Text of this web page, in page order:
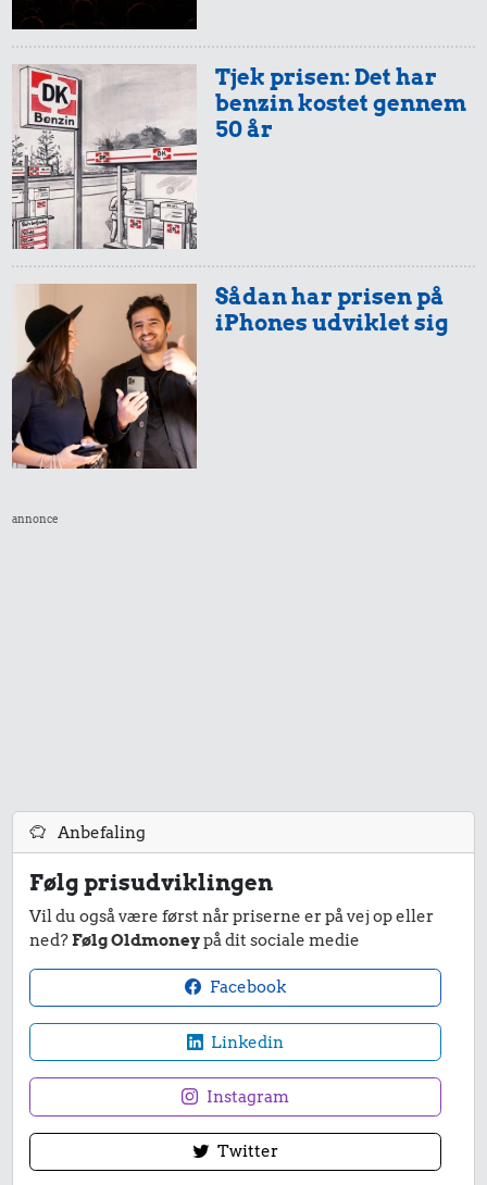
Tjek prisen: Det har
benzin kostet gennem
50 år
Sådan har prisen på
iPhones udviklet sig
annonce
Anbefaling
Følg prisudviklingen
Vil du også være først når priserne er på vej op eller
ned?Følg Oldmoneypå dit sociale medie
Facebook
Linkedin
Instagram
Twitter